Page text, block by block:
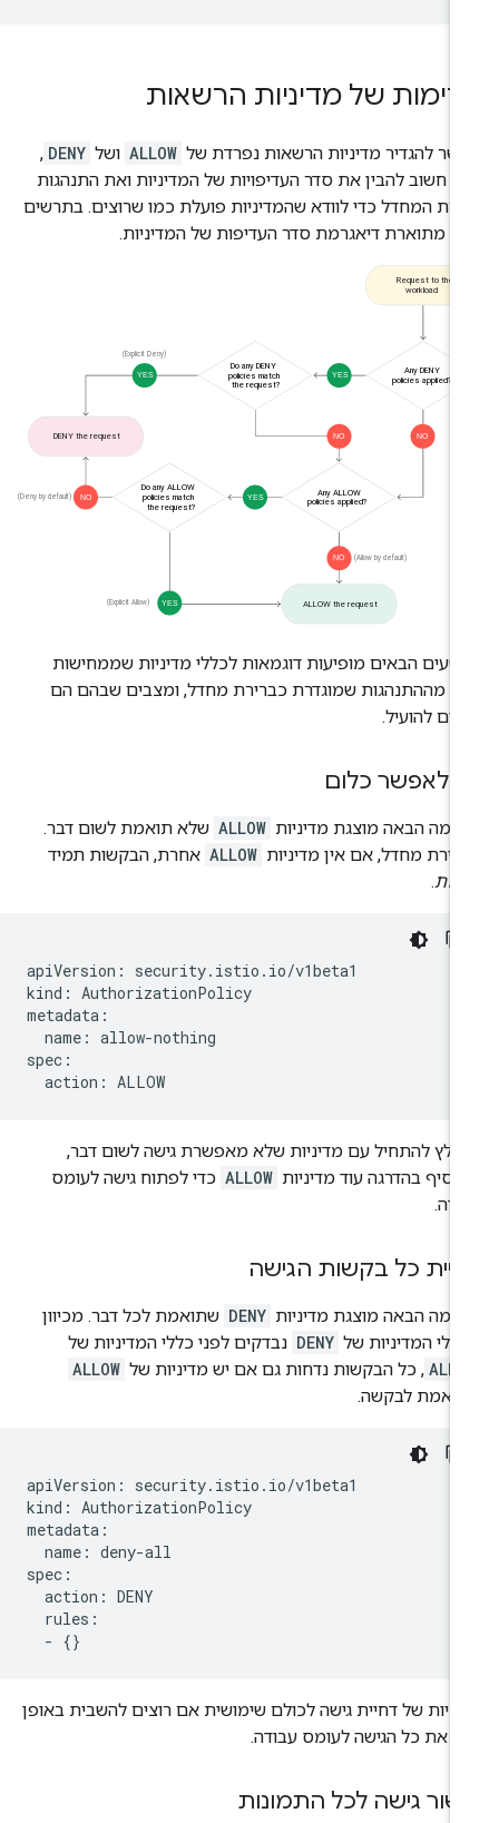
של מדיניות הרשאות
להגדיר מדיניות הרשאות נפרדת של ALLOW ושל DENY
,
חשוב להבין את סדר העדיפויות של המדיניות ואת התנהגות
המחדל כדי לוודא שהמדיניות פועלת כמו שרוצים. בתרשים
מתוארת דיאגרמת סדר העדיפות של המדיניות.
הבאים מופיעות דוגמאות לכללי מדיניות שממחישות
מההתנהגות שמוגדרת כברירת מחדל, ומצבים שבהם הם
להועיל.
לאפשר כלום
הבאה מוצגת מדיניות ALLOW שלא תואמת לשום דבר.
מחדל, אם אין מדיניות ALLOW אחרת, הבקשות תמיד
apiVersion: security.istio.io/v1beta1
kind: AuthorizationPolicy
metadata:
  name: allow-nothing
spec:
להתחיל עם מדיניות שלא מאפשרת גישה לשום דבר,
בהדרגה עוד מדיניות ALLOW כדי לפתוח גישה לעומס
כל בקשות הגישה
הבאה מוצגת מדיניות DENY שתואמת לכל דבר. מכיוון
המדיניות של DENY נבדקים לפני כללי המדיניות של
, כל הבקשות נדחות גם אם יש מדיניות של ALLOW
לבקשה.
apiVersion: security.istio.io/v1beta1
kind: AuthorizationPolicy
metadata:
  name: deny-all
spec:
  action: DENY
  rules:
של דחיית גישה לכולם שימושית אם רוצים להשבית באופן
את כל הגישה לעומס עבודה.
גישה לכל התמונות